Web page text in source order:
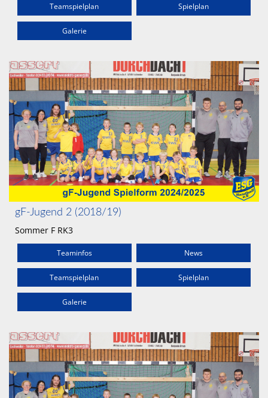
Teamspielplan Spielplan
Galerie
gF-Jugend 2 (2018/19)
Sommer F RK3
Teaminfos News
Teamspielplan Spielplan
Galerie